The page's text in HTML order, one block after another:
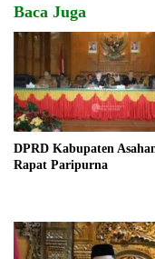
Baca Juga
DPRD Kabupaten
Rapat Paripurna